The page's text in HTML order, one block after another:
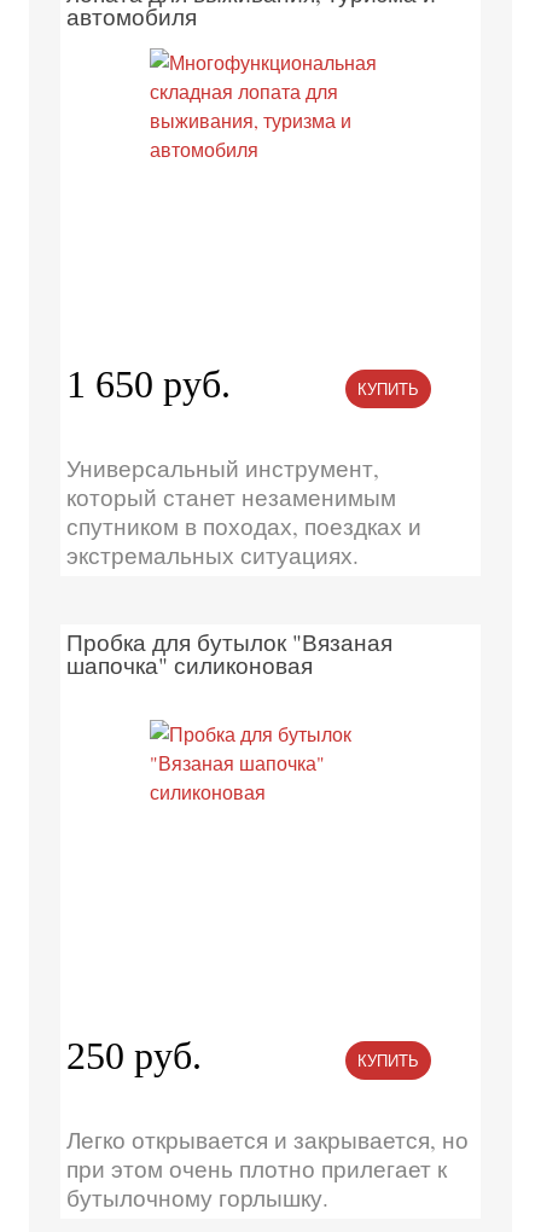
автомобиля
1 650 руб. КУПИТЬ
Универсальный инструмент,
который станет незаменимым
спутником в походах, поездках и
экстремальных ситуациях.
Пробка для бутылок "Вязаная
шапочка" силиконовая
250 руб. КУПИТЬ
Легко открывается и закрывается, но
при этом очень плотно прилегает к
бутылочному горлышку.